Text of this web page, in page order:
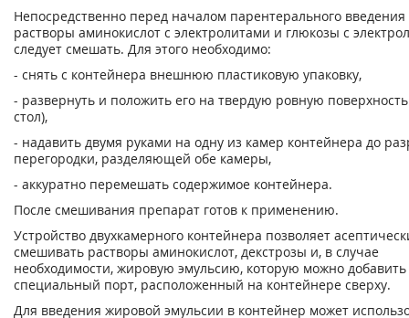
Непосредственно перед началом парентерального введения
растворы аминокислот с электролитами и глюкозы с
следует смешать. Для этого необходимо:
- снять с контейнера внешнюю пластиковую упаковку,
- развернуть и положить его на твердую ровную
стол),
- надавить двумя руками на одну из камер контейнера до
перегородки, разделяющей обе камеры,
- аккуратно перемешать содержимое контейнера.
После смешивания препарат готов к применению.
Устройство двухкамерного контейнера позволяет
смешивать растворы аминокислот, декстрозы и, в случае
необходимости, жировую эмульсию, которую можно
специальный порт, расположенный на контейнере сверху.
Для введения жировой эмульсии в контейнер может